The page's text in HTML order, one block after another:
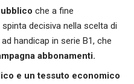
che a fine
decisiva nella scelta di
handicap in serie B1, che
abbonamenti.
e un tessuto economico